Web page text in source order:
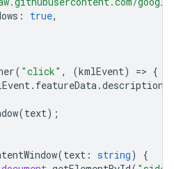
: true,
( "click" , (kmlEvent) => {
. featureData.description
(text);
(text : string)
{